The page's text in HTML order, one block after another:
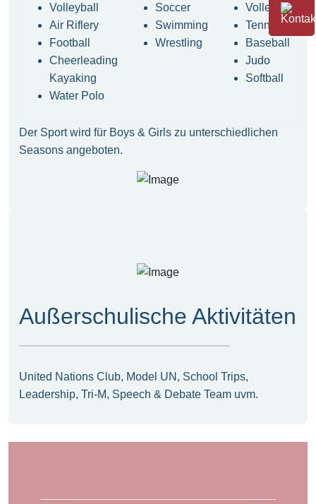
Volleyball
Air Riflery
Football
Cheerleading
Kayaking
Water Polo
Soccer
Swimming
Wrestling
Volleyball
Tennis
Baseball
Judo
Softball
Der Sport wird für Boys & Girls zu unterschiedlichen
Seasons angeboten.
Außerschulische Aktivitäten
United Nations Club, Model UN, School Trips,
Leadership, Tri-M, Speech & Debate Team uvm.